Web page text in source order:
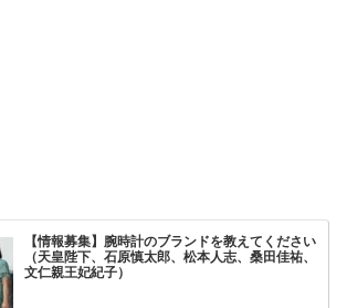
【情報募集】腕時計のブランドを教えてください
（天皇陛下、石原慎太郎、松本人志、桑田佳祐、
文仁親王妃紀子）